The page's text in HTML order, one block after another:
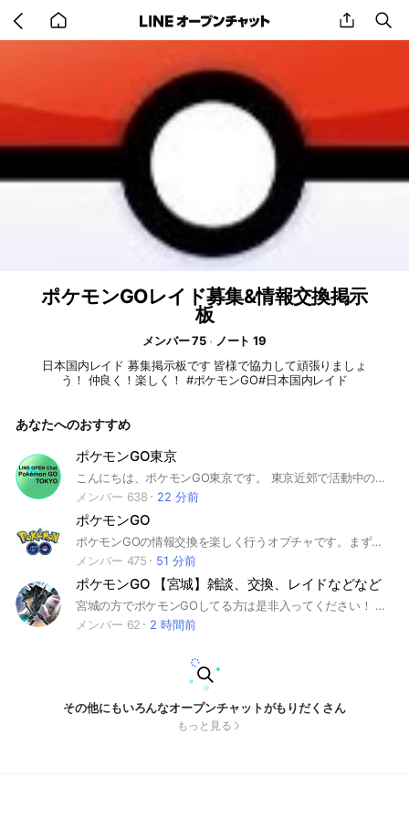
back
to
share
ポケモンGOレイド募集&情報交換掲示
板
メンバー 75
ノート 19
日本国内レイド 募集掲示板です 皆様で協力して頑張りましょ
う！ 仲良く！楽しく！ #ポケモンGO#日本国内レイド
あなたへのおすすめ
ポケモンGO東京
こんにちは、ポケモンGO東京です。 東京近郊で活動中のトレーナーの皆様、ぜひご参加ください！
メンバー 638
22 分前
ポケモンGO
ポケモンGOの情報交換を楽しく行うオプチャです。まず入室後、画面上部のアナウンスをご覧ください。 ・レイド募集は禁止です ・フレンド募集は発言ではなくノートにコメントを記入してください
メンバー 475
51 分前
ポケモンGO 【宮城】雑談、交換、レイドなどなど
宮城の方でポケモンGOしてる方は是非入ってください！ ある程度の常識を持って話しましょー！ 荒らしや喧嘩と判断しましたら 蹴らせていただきますのでご了承ください🙏
メンバー 62
2 時間前
その他にもいろんなオープンチャットがもりだくさん
もっと見る